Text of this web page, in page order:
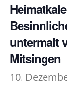
untermalt
Mitsingen
10.